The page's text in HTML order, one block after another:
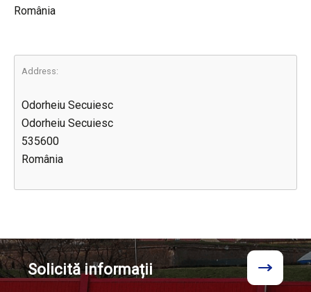
România
Address:
Odorheiu Secuiesc
Odorheiu Secuiesc
535600
România
Solicităinformații